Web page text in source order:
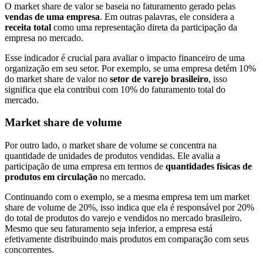
O market share de valor se baseia no faturamento gerado pelas
vendas de uma empresa. Em outras palavras, ele considera a
receita total como uma representação direta da participação da
empresa no mercado.
Esse indicador é crucial para avaliar o impacto financeiro de uma
organização em seu setor. Por exemplo, se uma empresa detém 10%
do market share de valor no setor de varejo brasileiro, isso
significa que ela contribui com 10% do faturamento total do
mercado.
Market share de volume
Por outro lado, o market share de volume se concentra na
quantidade de unidades de produtos vendidas. Ele avalia a
participação de uma empresa em termos de quantidades físicas de
produtos em circulação no mercado.
Continuando com o exemplo, se a mesma empresa tem um market
share de volume de 20%, isso indica que ela é responsável por 20%
do total de produtos do varejo e vendidos no mercado brasileiro.
Mesmo que seu faturamento seja inferior, a empresa está
efetivamente distribuindo mais produtos em comparação com seus
concorrentes.